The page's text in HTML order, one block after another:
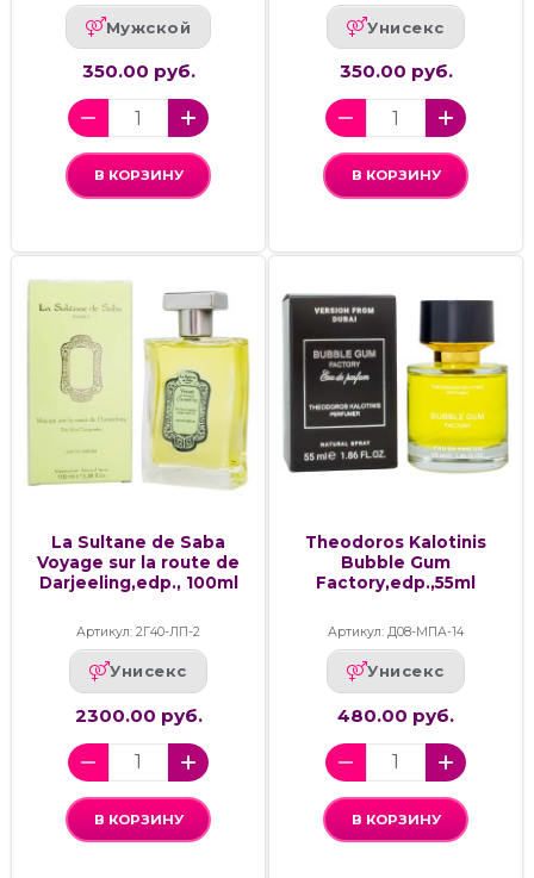
Мужской
350.00 руб.
В КОРЗИНУ
Унисекс
350.00 руб.
В КОРЗИНУ
La Sultane de Saba
Voyage sur la route de
Darjeeling,edp., 100ml
Артикул: 2Г40-ЛП-2
Унисекс
2300.00 руб.
В КОРЗИНУ
Theodoros Kalotinis
Bubble Gum
Factory,edp.,55ml
Артикул: Д08-МПА-14
Унисекс
480.00 руб.
В КОРЗИНУ